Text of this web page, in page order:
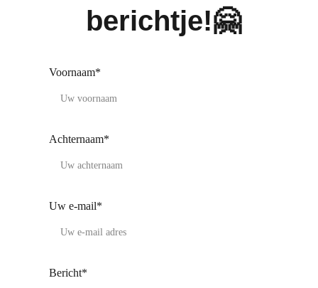
Voornaam*
Achternaam*
Uw e-mail*
Bericht*
berichtje!🤗